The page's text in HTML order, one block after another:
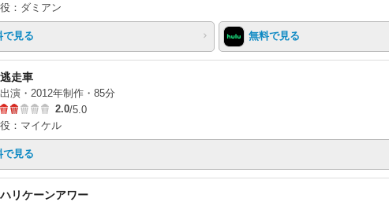
役：ダミアン
で見る 無料で見る
逃走車
出演・2012年制作・85分
2.0/5.0
役：マイケル
で見る
ハリケーンアワー